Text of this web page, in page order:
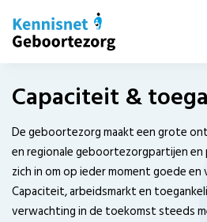
Capaciteit &
De geboortezorg maakt een grote
en regionale geboortezorgpartijen
zich in om op ieder moment goede
Capaciteit, arbeidsmarkt en
verwachting in de toekomst steeds